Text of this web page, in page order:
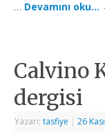
… Devamını oku…
Calvino
dergisi
Yazarı:tasfiye | 26